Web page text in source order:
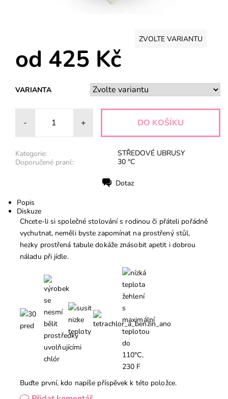
ZVOLTE VARIANTU
od 425 Kč
VARIANTA
- +
Kategorie:
STŘEDOVÉ UBRUSY
Doporučené praní::
30 °C
Dotaz
Popis
Diskuze
Chcete-li si společné stolování s rodinou či přáteli pořádně
vychutnat, neměli byste zapomínat na prostřený stůl,
hezky prostřená tabule dokáže znásobit apetit i dobrou
náladu při jídle.
Buďte první, kdo napíše příspěvek k této položce.